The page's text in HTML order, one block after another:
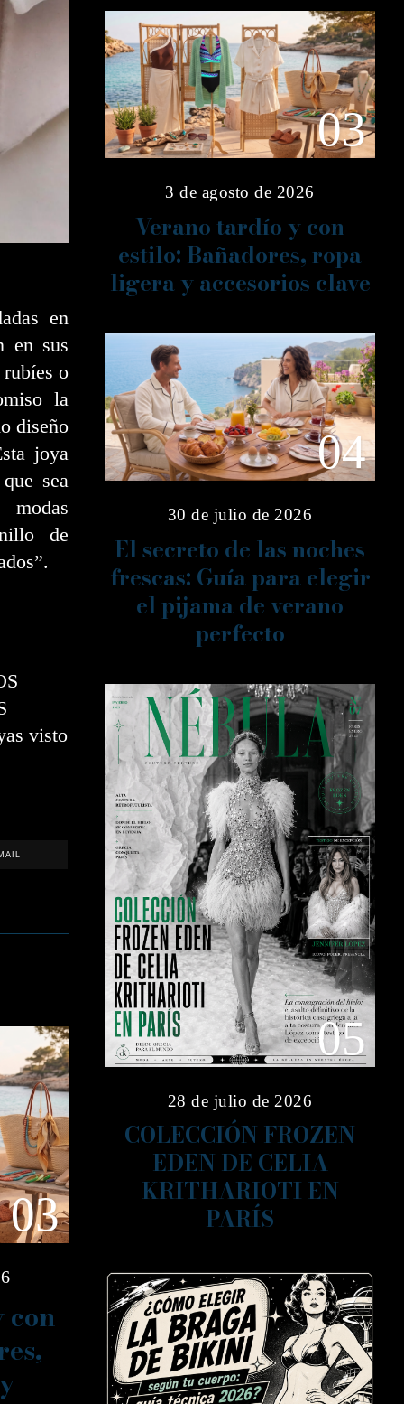
en
en sus
o
la
diseño
joya
sea
de
visto
03
con
03
3 de agosto de 2026
Verano tardío y con
estilo: Bañadores, ropa
ligera y accesorios clave
04
30 de julio de 2026
El secreto de las noches
frescas: Guía para elegir
el pijama de verano
perfecto
05
28 de julio de 2026
COLECCIÓN FROZEN
EDEN DE CELIA
KRITHARIOTI EN
PARÍS